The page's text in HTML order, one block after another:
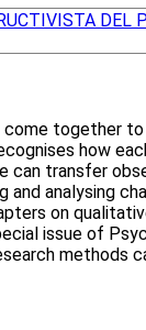
DEL
together
how
can transfer
analysing
on
issue of
methods